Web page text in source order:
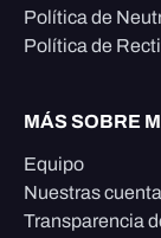
Política de
Política de
MÁS SOBRE
Equipo
Nuestras
Transparencia